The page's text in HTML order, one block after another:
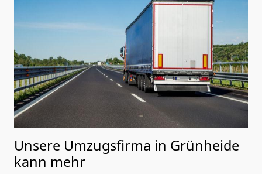
Unsere Umzugsfirma in Grünheide
kann mehr